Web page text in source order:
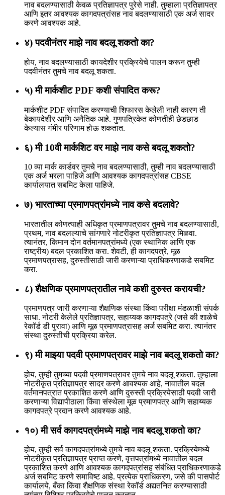
नाव बदलण्यासाठी केवळ प्रतिज्ञापत्र पुरेसे नाही. तुम्हाला प्रतिज्ञापत्र
आणि इतर आवश्यक कागदपत्रांसह नाव बदलण्यासाठी एक अर्ज सादर
करणे आवश्यक आहे.
४) पदवीनंतर माझे नाव बदलू शकतो का?
होय, नाव बदलण्यासाठी कायदेशीर प्रक्रियेचे पालन करून तुम्ही
पदवीनंतर तुमचे नाव बदलू शकता.
५) मी मार्कशीट PDF कशी संपादित करू?
मार्कशीट PDF संपादित करण्याची शिफारस केलेली नाही कारण ती
बेकायदेशीर आणि अनैतिक आहे. गुणपत्रिकेत कोणतीही छेडछाड
केल्यास गंभीर परिणाम होऊ शकतात.
६) मी 10वी मार्कशिट वर माझे नाव कसे बदलू शकतो?
10 व्या मार्क कार्डवर तुमचे नाव बदलण्यासाठी, तुम्ही नाव बदलण्यासाठी
एक अर्ज भरला पाहिजे आणि आवश्यक कागदपत्रांसह CBSE
कार्यालयात सबमिट केला पाहिजे.
७) भारताच्या प्रमाणपत्रांमध्ये नाव कसे बदलावे?
भारतातील कोणत्याही अधिकृत प्रमाणपत्रावर तुमचे नाव बदलण्यासाठी,
प्रथम, नाव बदलल्याचे सांगणारे नोटरीकृत प्रतिज्ञापत्र मिळवा.
त्यानंतर, किमान दोन वर्तमानपत्रांमध्ये (एक स्थानिक आणि एक
राष्ट्रीय) बदल प्रकाशित करा. शेवटी, ही कागदपत्रे, मूळ
प्रमाणपत्रासह, दुरुस्तीसाठी जारी करणाऱ्या प्राधिकरणाकडे सबमिट
करा.
८) शैक्षणिक प्रमाणपत्रातील नावे कशी दुरुस्त करायची?
प्रमाणपत्र जारी करणाऱ्या शैक्षणिक संस्था किंवा परीक्षा मंडळाशी संपर्क
साधा. नोटरी केलेले प्रतिज्ञापत्र, सहाय्यक कागदपत्रे (जसे की शाळेचे
रेकॉर्ड डी पुरावा) आणि मूळ प्रमाणपत्रासह अर्ज सबमिट करा. त्यानंतर
संस्था दुरुस्तीची प्रक्रिया करेल.
९) मी माझ्या पदवी प्रमाणपत्रावर माझे नाव बदलू शकतो का?
होय, तुम्ही तुमच्या पदवी प्रमाणपत्रावर तुमचे नाव बदलू शकता. तुम्हाला
नोटरीकृत प्रतिज्ञापत्र सादर करणे आवश्यक आहे, नावातील बदल
वर्तमानपत्रात प्रकाशित करणे आणि दुरुस्ती प्रक्रियेसाठी पदवी जारी
करणाऱ्या विद्यापीठाला किंवा संस्थेला मूळ प्रमाणपत्र आणि सहाय्यक
कागदपत्रे प्रदान करणे आवश्यक आहे.
१०) मी सर्व कागदपत्रांमध्ये माझे नाव बदलू शकतो का?
होय, तुम्ही सर्व कागदपत्रांमध्ये तुमचे नाव बदलू शकता. प्रक्रियेमध्ये
नोटरीकृत प्रतिज्ञापत्र प्राप्त करणे, वृत्तपत्रांमध्ये नावातील बदल
प्रकाशित करणे आणि आवश्यक कागदपत्रांसह संबंधित प्राधिकरणाकडे
अर्ज सबमिट करणे समाविष्ट आहे. प्रत्येक प्राधिकरण, जसे की पासपोर्ट
कार्यालये, बँका किंवा शैक्षणिक संस्था रेकॉर्ड अद्यतनित करण्यासाठी